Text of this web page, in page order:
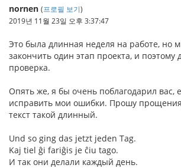
nornen (프로필 보기)
2019년 11월 23일 오후 3:37:47
Это была длинная неделя на работе, но
закончить один этап проекта, и поэтому
проверка.
Опять же, я бы очень поблагодарил вас,
исправить мои ошибки. Прошу
текст такой длинный.
Und so ging das jetzt jeden Tag.
Kaj tiel ĝi fariĝis je ĉiu tago.
И так они делали каждый день.